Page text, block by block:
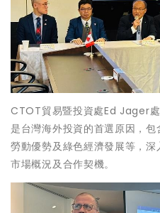
CTOT貿易暨投資處Ed Jager
是台灣海外投資的首選原因，包
勞動優勢及綠色經濟發展等，
市場概況及合作契機。